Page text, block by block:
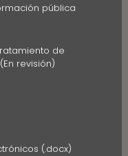
pública
de
revisión)
(.docx)